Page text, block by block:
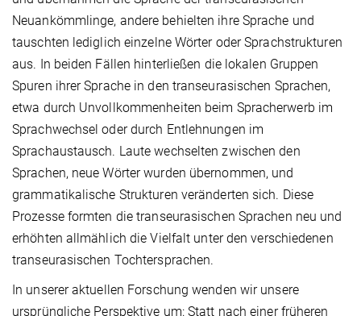
Neuankömmlinge, andere behielten ihre Sprache und
tauschten lediglich einzelne Wörter oder Sprachstrukturen
aus. In beiden Fällen hinterließen die lokalen Gruppen
Spuren ihrer Sprache in den transeurasischen Sprachen,
etwa durch Unvollkommenheiten beim Spracherwerb im
Sprachwechsel oder durch Entlehnungen im
Sprachaustausch. Laute wechselten zwischen den
Sprachen, neue Wörter wurden übernommen, und
grammatikalische Strukturen veränderten sich. Diese
Prozesse formten die transeurasischen Sprachen neu und
erhöhten allmählich die Vielfalt unter den verschiedenen
transeurasischen Tochtersprachen.
In unserer aktuellen Forschung wenden wir unsere
ursprüngliche Perspektive um: Statt nach einer früheren